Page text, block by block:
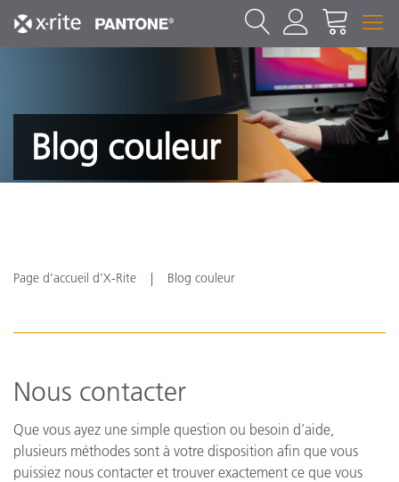
Blog couleur
Page d’accueil d’X-Rite Blog couleur
Nous contacter
Que vous ayez une simple question ou besoin d’aide,
plusieurs méthodes sont à votre disposition afin que vous
puissiez nous contacter et trouver exactement ce que vous